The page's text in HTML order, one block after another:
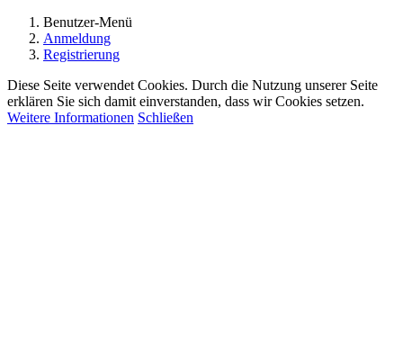
Benutzer-Menü
Anmeldung
Registrierung
Diese Seite verwendet Cookies. Durch die Nutzung unserer Seite
erklären Sie sich damit einverstanden, dass wir Cookies setzen.
Weitere Informationen Schließen